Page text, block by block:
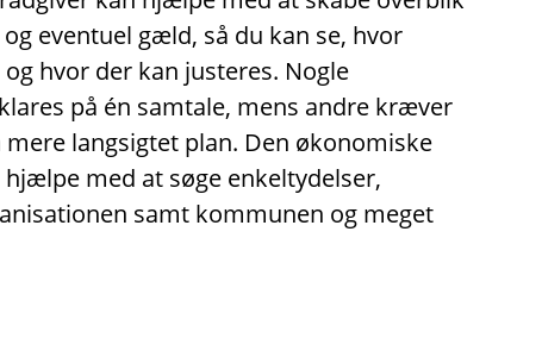
eventuel gæld, så du kan se, hvor
hvor der kan justeres. Nogle
på én samtale, mens andre kræver
langsigtet plan. Den økonomiske
med at søge enkeltydelser,
samt kommunen og meget